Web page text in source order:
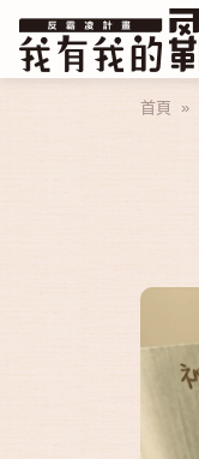
首頁 »